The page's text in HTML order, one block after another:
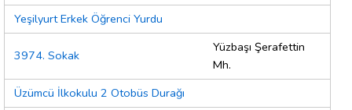
Yeşilyurt Erkek Öğrenci Yurdu
3974. Sokak
Yüzbaşı Şerafettin
Mh.
Üzümcü İlkokulu 2 Otobüs Durağı